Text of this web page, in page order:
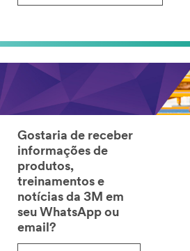
Gostaria de receber
informações de
produtos,
treinamentos e
notícias da 3M em
seu WhatsApp ou
email?